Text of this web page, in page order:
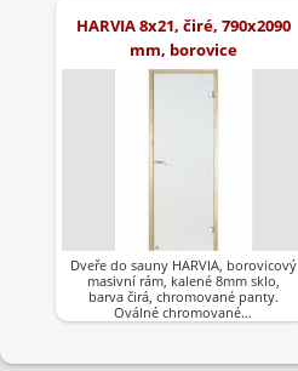
HARVIA 8x21, čiré, 790x2090
mm, borovice
Dveře do sauny HARVIA, borovicový
masivní rám, kalené 8mm sklo,
barva čirá, chromované panty.
Oválné chromované…